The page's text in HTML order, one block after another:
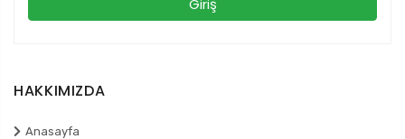
HAKKIMIZDA
Anasayfa